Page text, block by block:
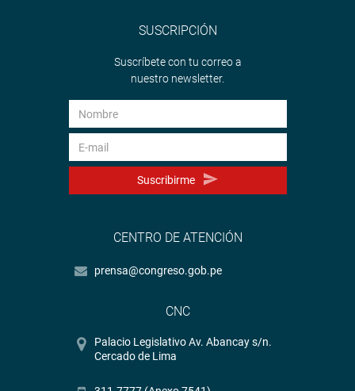
SUSCRIPCIÓN
Suscríbete con tu correo a
nuestro newsletter.
Suscribirme
CENTRO DE ATENCIÓN
prensa@congreso.gob.pe
CNC
Palacio Legislativo Av. Abancay s/n.
Cercado de Lima